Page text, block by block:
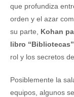
que profundiza
orden y el azar
su parte, Kohan
libro “Bibliotecas”
rol y los secretos
Posiblemente la
equipos, algunos